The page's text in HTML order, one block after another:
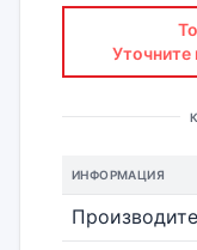
ИНФОРМАЦИЯ